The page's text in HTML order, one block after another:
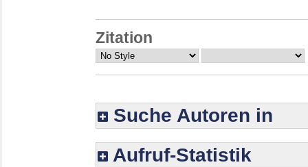
Zitation
Suche Autoren in
Aufruf-Statistik